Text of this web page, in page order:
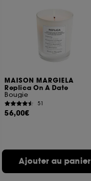
MAISON MARGIELA
Replica On A Date
Bougie
51
56,00€
Ajouter au panier